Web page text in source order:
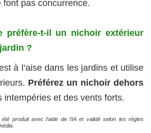
font pas concurrence.
préfère-t-il un nichoir extérieur
?
à l’aise dans les jardins et utilise
Préférez un nichoir dehors
intempéries et des vents forts.
produit avec l’aide de l’IA et validé selon les règles